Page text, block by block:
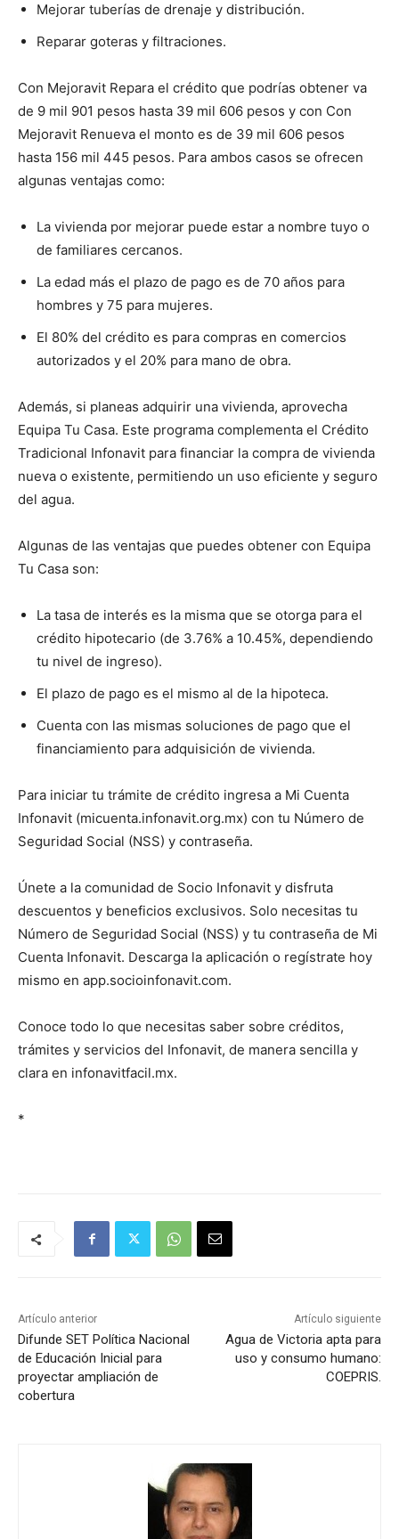
Mejorar tuberías de drenaje y distribución.
Reparar goteras y filtraciones.
Con Mejoravit Repara el crédito que podrías obtener va
de 9 mil 901 pesos hasta 39 mil 606 pesos y con Con
Mejoravit Renueva el monto es de 39 mil 606 pesos
hasta 156 mil 445 pesos. Para ambos casos se ofrecen
algunas ventajas como:
La vivienda por mejorar puede estar a nombre tuyo o
de familiares cercanos.
La edad más el plazo de pago es de 70 años para
hombres y 75 para mujeres.
El 80% del crédito es para compras en comercios
autorizados y el 20% para mano de obra.
Además, si planeas adquirir una vivienda, aprovecha
Equipa Tu Casa. Este programa complementa el Crédito
Tradicional Infonavit para financiar la compra de vivienda
nueva o existente, permitiendo un uso eficiente y seguro
del agua.
Algunas de las ventajas que puedes obtener con Equipa
Tu Casa son:
La tasa de interés es la misma que se otorga para el
crédito hipotecario (de 3.76% a 10.45%, dependiendo
tu nivel de ingreso).
El plazo de pago es el mismo al de la hipoteca.
Cuenta con las mismas soluciones de pago que el
financiamiento para adquisición de vivienda.
Para iniciar tu trámite de crédito ingresa a Mi Cuenta
Infonavit (micuenta.infonavit.org.mx) con tu Número de
Seguridad Social (NSS) y contraseña.
Únete a la comunidad de Socio Infonavit y disfruta
descuentos y beneficios exclusivos. Solo necesitas tu
Número de Seguridad Social (NSS) y tu contraseña de Mi
Cuenta Infonavit. Descarga la aplicación o regístrate hoy
mismo en app.socioinfonavit.com.
Conoce todo lo que necesitas saber sobre créditos,
trámites y servicios del Infonavit, de manera sencilla y
clara en infonavitfacil.mx.
*
Artículo anterior
Difunde SET Política Nacional
de Educación Inicial para
proyectar ampliación de
cobertura
Artículo siguiente
Agua de Victoria apta para
uso y consumo humano:
COEPRIS.